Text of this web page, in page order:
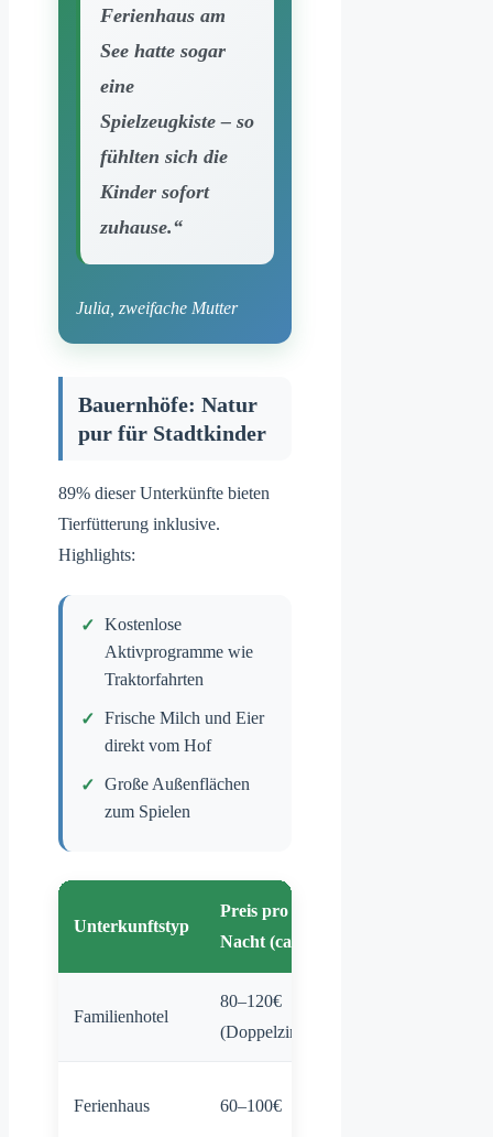
Ferienhaus am
See hatte sogar
eine
Spielzeugkiste – so
fühlten sich die
Kinder sofort
zuhause.“
Julia, zweifache Mutter
Bauernhöfe: Natur
pur für Stadtkinder
89% dieser Unterkünfte bieten
Tierfütterung inklusive.
Highlights:
Kostenlose
Aktivprogramme wie
Traktorfahrten
Frische Milch und Eier
direkt vom Hof
Große Außenflächen
zum Spielen
Unterkunftstyp
Preis pro
Nacht (ca.)
Familienhotel
80–120€
(Doppelzimmer)
Ferienhaus 60–100€